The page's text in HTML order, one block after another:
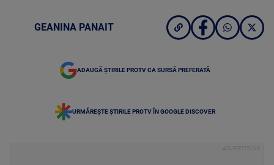
GEANINA PANAIT
ADAUGĂ ȘTIRILE PROTV CA SURSĂ PREFERATĂ
URMĂREȘTE ȘTIRILE PROTV ÎN GOOGLE DISCOVER